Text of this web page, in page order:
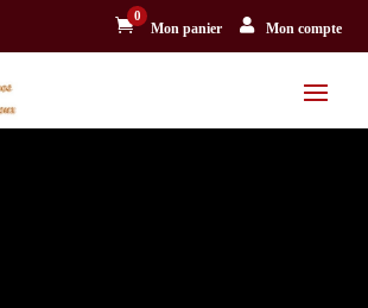

0
Mon panier  Mon compte